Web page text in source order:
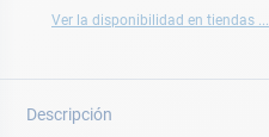
Ver la disponibilidad en tiendas ...
Descripción